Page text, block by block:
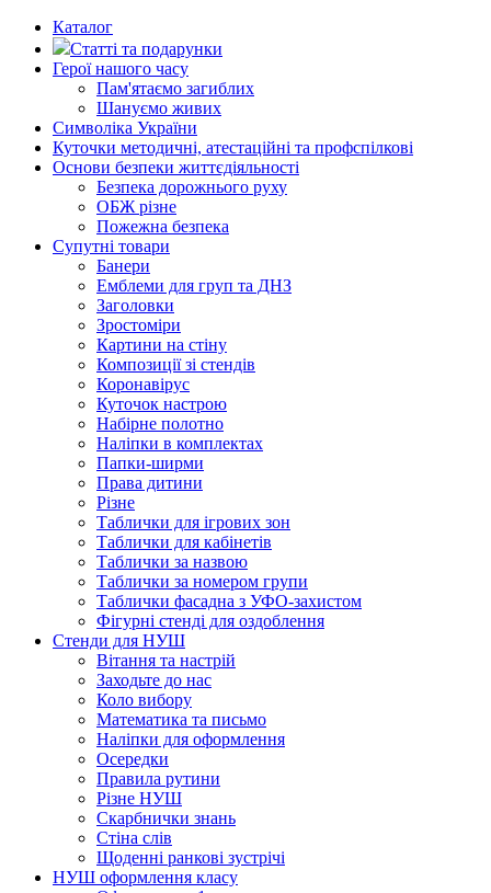
Каталог
Статті та подарунки
Герої нашого часу
Пам'ятаємо загиблих
Шануємо живих
Символіка України
Куточки методичні, атестаційні та профспілкові
Основи безпеки життєдіяльності
Безпека дорожнього руху
ОБЖ різне
Пожежна безпека
Супутні товари
Банери
Емблеми для груп та ДНЗ
Заголовки
Зростоміри
Картини на стіну
Композиції зі стендів
Коронавірус
Куточок настрою
Набірне полотно
Наліпки в комплектах
Папки-ширми
Права дитини
Різне
Таблички для ігрових зон
Таблички для кабінетів
Таблички за назвою
Таблички за номером групи
Таблички фасадна з УФО-захистом
Фігурні стенді для оздоблення
Стенди для НУШ
Вітання та настрій
Заходьте до нас
Коло вибору
Математика та письмо
Наліпки для оформлення
Осередки
Правила рутини
Різне НУШ
Скарбнички знань
Стіна слів
Щоденні ранкові зустрічі
НУШ оформлення класу